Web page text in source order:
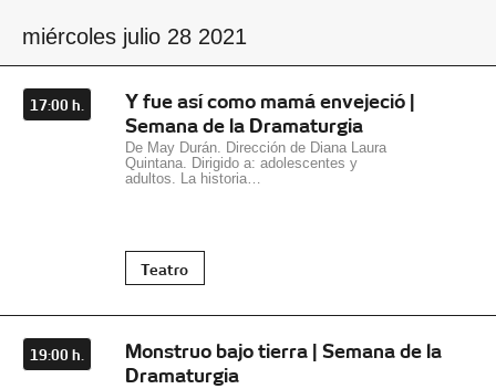
miércoles julio 28 2021
17:00 h.
Y fue así como mamá envejeció |
Semana de la Dramaturgia
De May Durán. Dirección de Diana Laura
Quintana. Dirigido a: adolescentes y
adultos. La historia…
Teatro
19:00 h.
Monstruo bajo tierra | Semana de la
Dramaturgia